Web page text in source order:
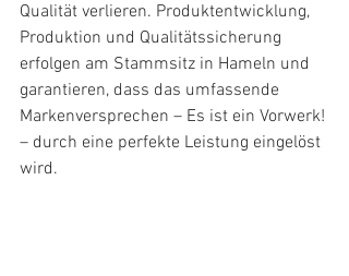
Qualität verlieren. Produktentwicklung,
Produktion und Qualitätssicherung
erfolgen am Stammsitz in Hameln und
garantieren, dass das umfassende
Markenversprechen – Es ist ein Vorwerk!
– durch eine perfekte Leistung eingelöst
wird.